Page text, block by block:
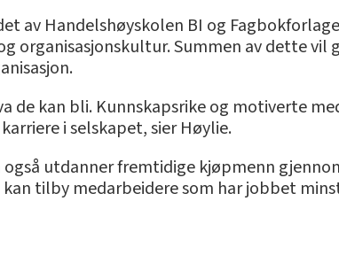
av Handelshøyskolen BI og
Summen av dette vil
de kan bli. Kunnskapsrike og motiverte
i selskapet, sier Høylie.
utdanner fremtidige kjøpmenn
tilby medarbeidere som har jobbet